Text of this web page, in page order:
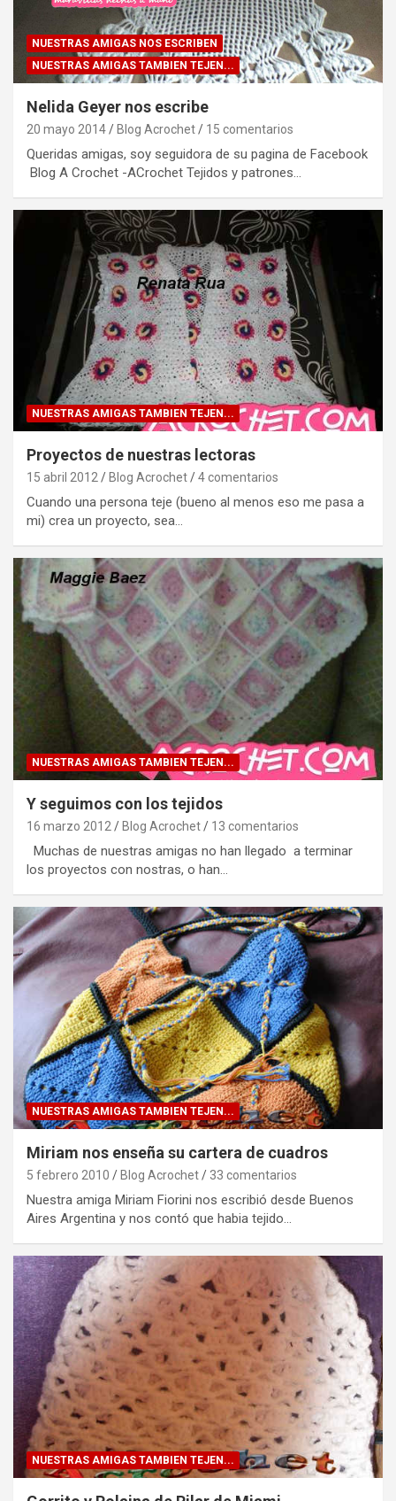
NUESTRAS AMIGAS NOS ESCRIBEN
NUESTRAS AMIGAS TAMBIEN TEJEN...
Nelida Geyer nos escribe
20 mayo 2014 Blog Acrochet 15 comentarios
Queridas amigas, soy seguidora de su pagina de Facebook
Blog A Crochet -ACrochet Tejidos y patrones…
NUESTRAS AMIGAS TAMBIEN TEJEN...
Proyectos de nuestras lectoras
15 abril 2012 Blog Acrochet 4 comentarios
Cuando una persona teje (bueno al menos eso me pasa a
mi) crea un proyecto, sea…
NUESTRAS AMIGAS TAMBIEN TEJEN...
Y seguimos con los tejidos
16 marzo 2012 Blog Acrochet 13 comentarios
Muchas de nuestras amigas no han llegado a terminar
los proyectos con nostras, o han…
NUESTRAS AMIGAS TAMBIEN TEJEN...
Miriam nos enseña su cartera de cuadros
5 febrero 2010 Blog Acrochet 33 comentarios
Nuestra amiga Miriam Fiorini nos escribió desde Buenos
Aires Argentina y nos contó que habia tejido…
NUESTRAS AMIGAS TAMBIEN TEJEN...